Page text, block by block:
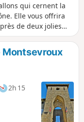
qui cernent la
Elle vous offrira
de deux jolies
les jours
franchir.
Montsevroux
2h 15